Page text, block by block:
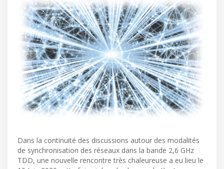
Dans la continuité des discussions autour des modalités
de synchronisation des réseaux dans la bande 2,6 GHz
TDD, une nouvelle rencontre très chaleureuse a eu lieu le